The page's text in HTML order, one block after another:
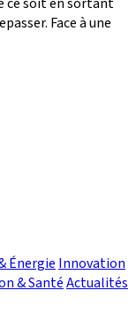
Face à une
Énergie Innovation
& SantéActualités